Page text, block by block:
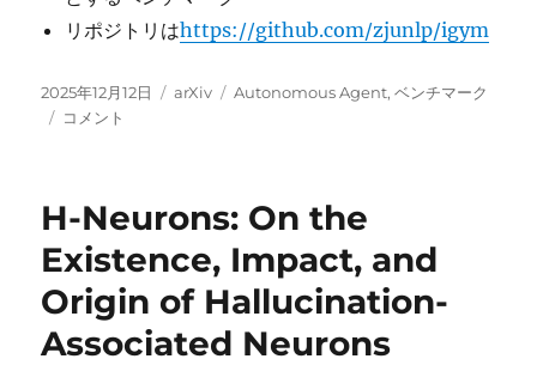
リポジトリはhttps://github.com/zjunlp/igym
投
稿
2025年12月12日
カ
arXiv
タ
Autonomous Agent,ベンチマーク
InnoGym:
Potential
AI
Agents に
コメント
H-Neurons: On the
Existence, Impact, and
Origin of Hallucination-
Associated Neurons